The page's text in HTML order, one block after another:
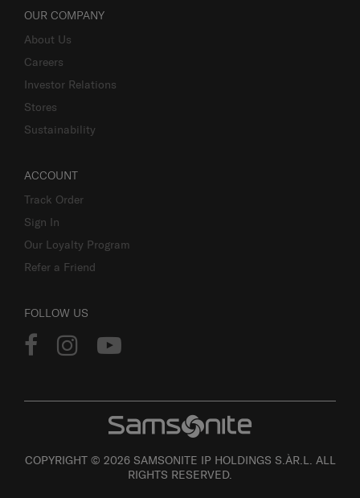
OUR COMPANY
About Us
Careers
Investor Relations
Stores
Sustainability
ACCOUNT
Track Order
Sign In
Our Loyalty Program
Refer a Friend
FOLLOW US
COPYRIGHT © 2026 SAMSONITE IP HOLDINGS S.ÀR.L. ALL
RIGHTS RESERVED.